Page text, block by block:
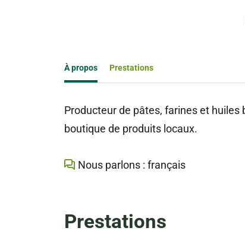
À propos Prestations
Producteur de pâtes, farines et huiles
boutique de produits locaux.
Nous parlons : français
Prestations